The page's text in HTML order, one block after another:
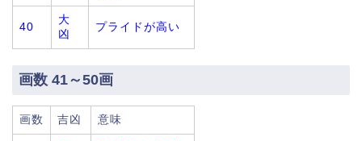
40
大
凶
プライドが高い
画数 41～50画
画数 吉凶 意味